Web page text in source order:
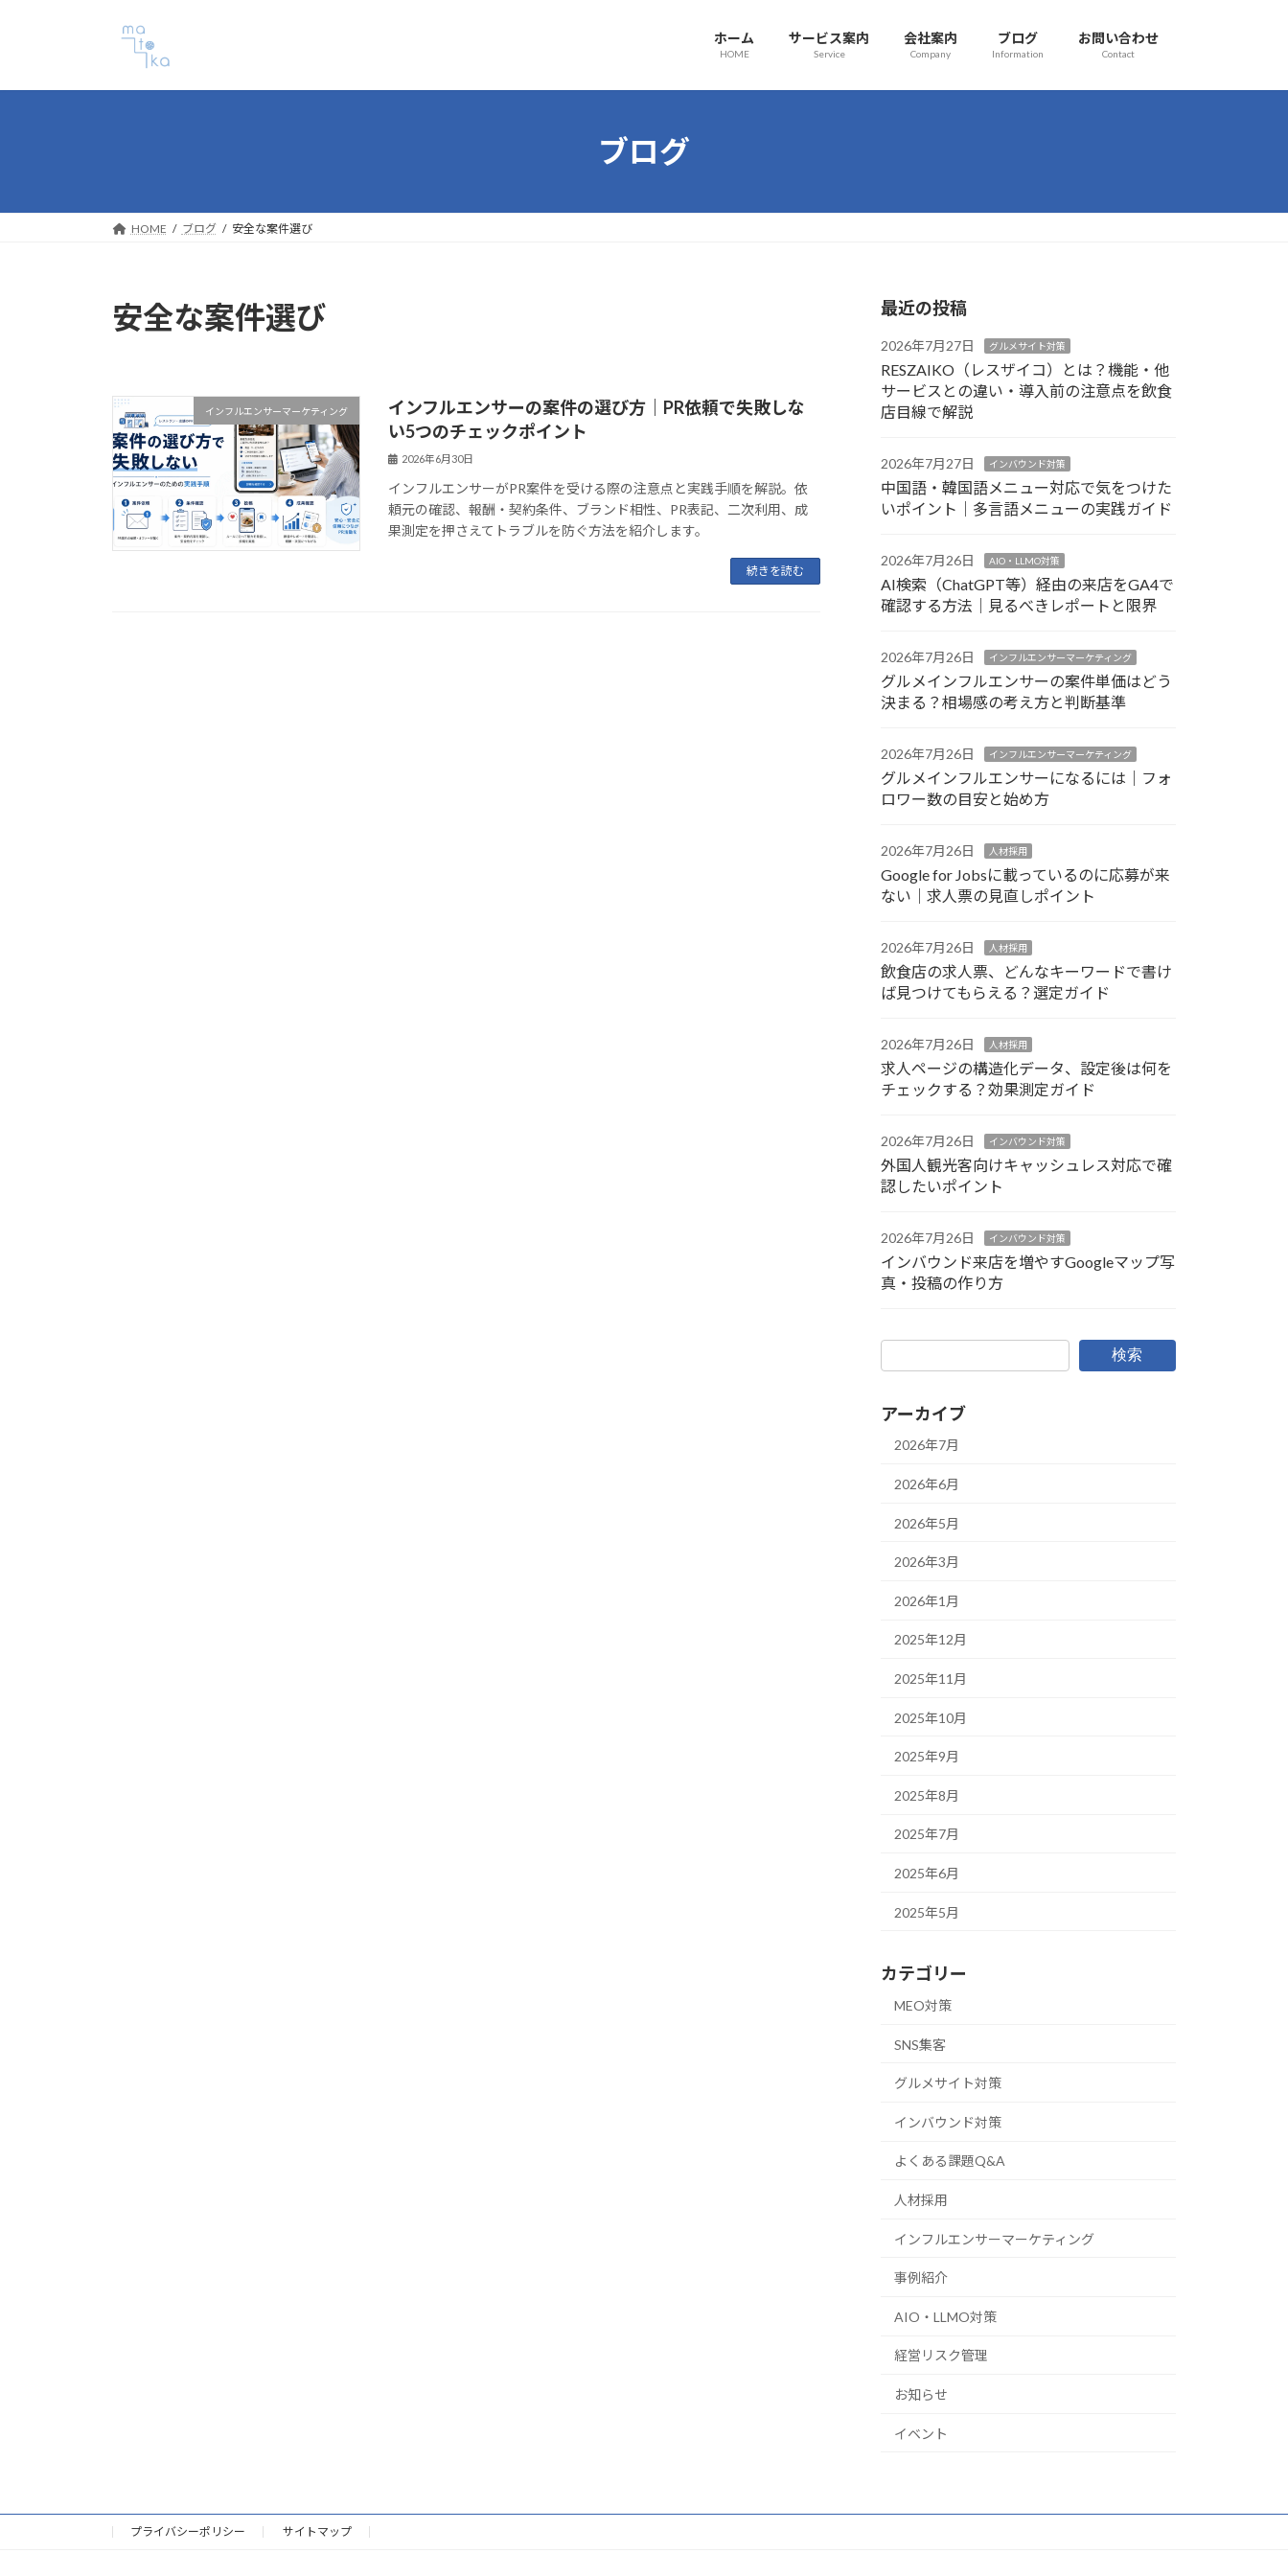
プ
動
ホーム
HOME
サービス案内
Service
会社案内
Company
ブログ
Information
お問い合わせ
Contact
ブログ
HOME ブログ 安全な案件選び
安全な案件選び
インフルエンサーマーケティング
インフルエンサーの案件の選び方｜PR依頼で失敗しな
い5つのチェックポイント
2026年6月30日
インフルエンサーがPR案件を受ける際の注意点と実践手順を解説。依
頼元の確認、報酬・契約条件、ブランド相性、PR表記、二次利用、成
果測定を押さえてトラブルを防ぐ方法を紹介します。
続きを読む
最近の投稿
2026年7月27日 グルメサイト対策
RESZAIKO（レスザイコ）とは？機能・他
サービスとの違い・導入前の注意点を飲食
店目線で解説
2026年7月27日 インバウンド対策
中国語・韓国語メニュー対応で気をつけた
いポイント｜多言語メニューの実践ガイド
2026年7月26日 AIO・LLMO対策
AI検索（ChatGPT等）経由の来店をGA4で
確認する方法｜見るべきレポートと限界
2026年7月26日 インフルエンサーマーケティング
グルメインフルエンサーの案件単価はどう
決まる？相場感の考え方と判断基準
2026年7月26日 インフルエンサーマーケティング
グルメインフルエンサーになるには｜フォ
ロワー数の目安と始め方
2026年7月26日 人材採用
Google for Jobsに載っているのに応募が来
ない｜求人票の見直しポイント
2026年7月26日 人材採用
飲食店の求人票、どんなキーワードで書け
ば見つけてもらえる？選定ガイド
2026年7月26日 人材採用
求人ページの構造化データ、設定後は何を
チェックする？効果測定ガイド
2026年7月26日 インバウンド対策
外国人観光客向けキャッシュレス対応で確
認したいポイント
2026年7月26日 インバウンド対策
インバウンド来店を増やすGoogleマップ写
真・投稿の作り方
検索
アーカイブ
2026年7月
2026年6月
2026年5月
2026年3月
2026年1月
2025年12月
2025年11月
2025年10月
2025年9月
2025年8月
2025年7月
2025年6月
2025年5月
カテゴリー
MEO対策
SNS集客
グルメサイト対策
インバウンド対策
よくある課題Q&A
人材採用
インフルエンサーマーケティング
事例紹介
AIO・LLMO対策
経営リスク管理
お知らせ
イベント
プライバシーポリシー サイトマップ